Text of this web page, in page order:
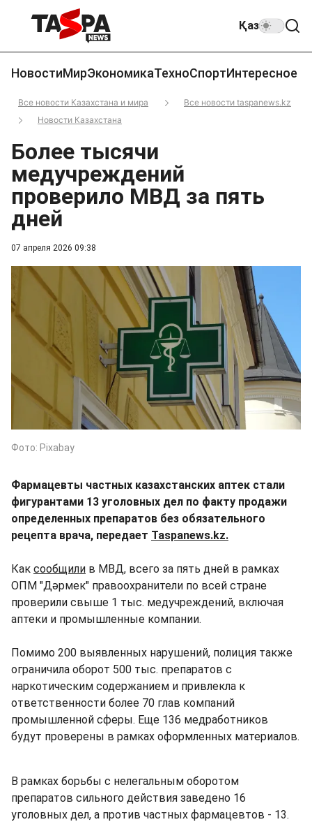
Қаз
НовостиМирЭкономикаТехноСпортИнтересное
Все новости Казахстана и мира
Все новости taspanews.kz
Новости Казахстана
07 апреля 2026 09:38
Более тысячи
медучреждений
проверило МВД за пять
дней
Фото: Pixabay
Фармацевты частных казахстанских аптек стали
фигурантами 13 уголовных дел по факту продажи
определенных препаратов без обязательного
рецепта врача, передает Taspanews.kz.
Как сообщили в МВД, всего за пять дней в рамках
ОПМ "Дәрмек" правоохранители по всей стране
проверили свыше 1 тыс. медучреждений, включая
аптеки и промышленные компании.
Помимо 200 выявленных нарушений, полиция также
ограничила оборот 500 тыс. препаратов с
наркотическим содержанием и привлекла к
ответственности более 70 глав компаний
промышленной сферы. Еще 136 медработников
будут проверены в рамках оформленных материалов.
В рамках борьбы с нелегальным оборотом
препаратов сильного действия заведено 16
уголовных дел, а против частных фармацевтов - 13.